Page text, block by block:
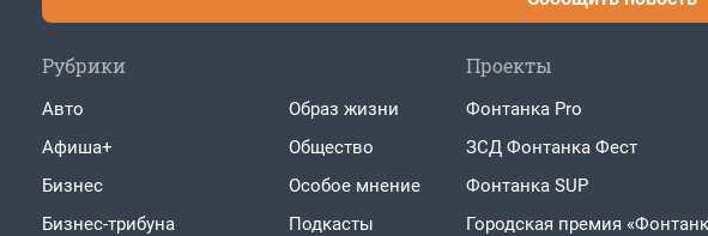
Рубрики
Авто
Афиша+
Бизнес
Бизнес-трибуна
Образ жизни
Общество
Особое мнение
Подкасты
Проекты
Фонтанка Pro
ЗСД Фонтанка Фест
Фонтанка SUP
Городская премия